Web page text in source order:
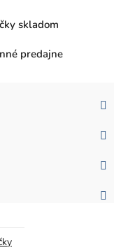
skladom
predajne